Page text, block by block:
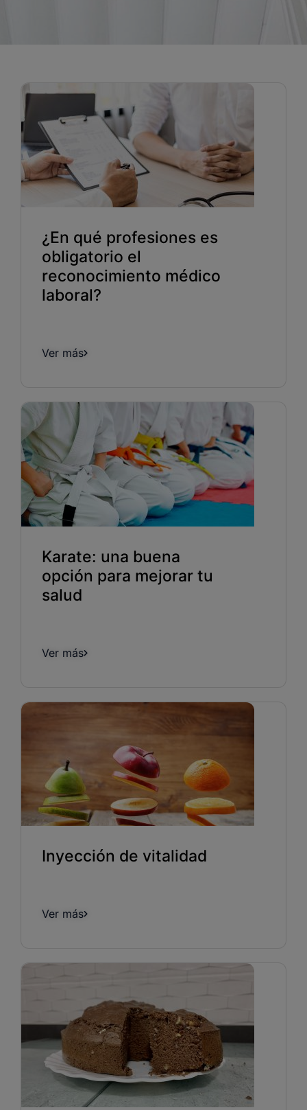
Partners
Español
Entrar
Hablemos
¿En qué profesiones es
obligatorio el
reconocimiento médico
laboral?
Ver más
Karate: una buena
opción para mejorar tu
salud
Ver más
Inyección de vitalidad
Ver más